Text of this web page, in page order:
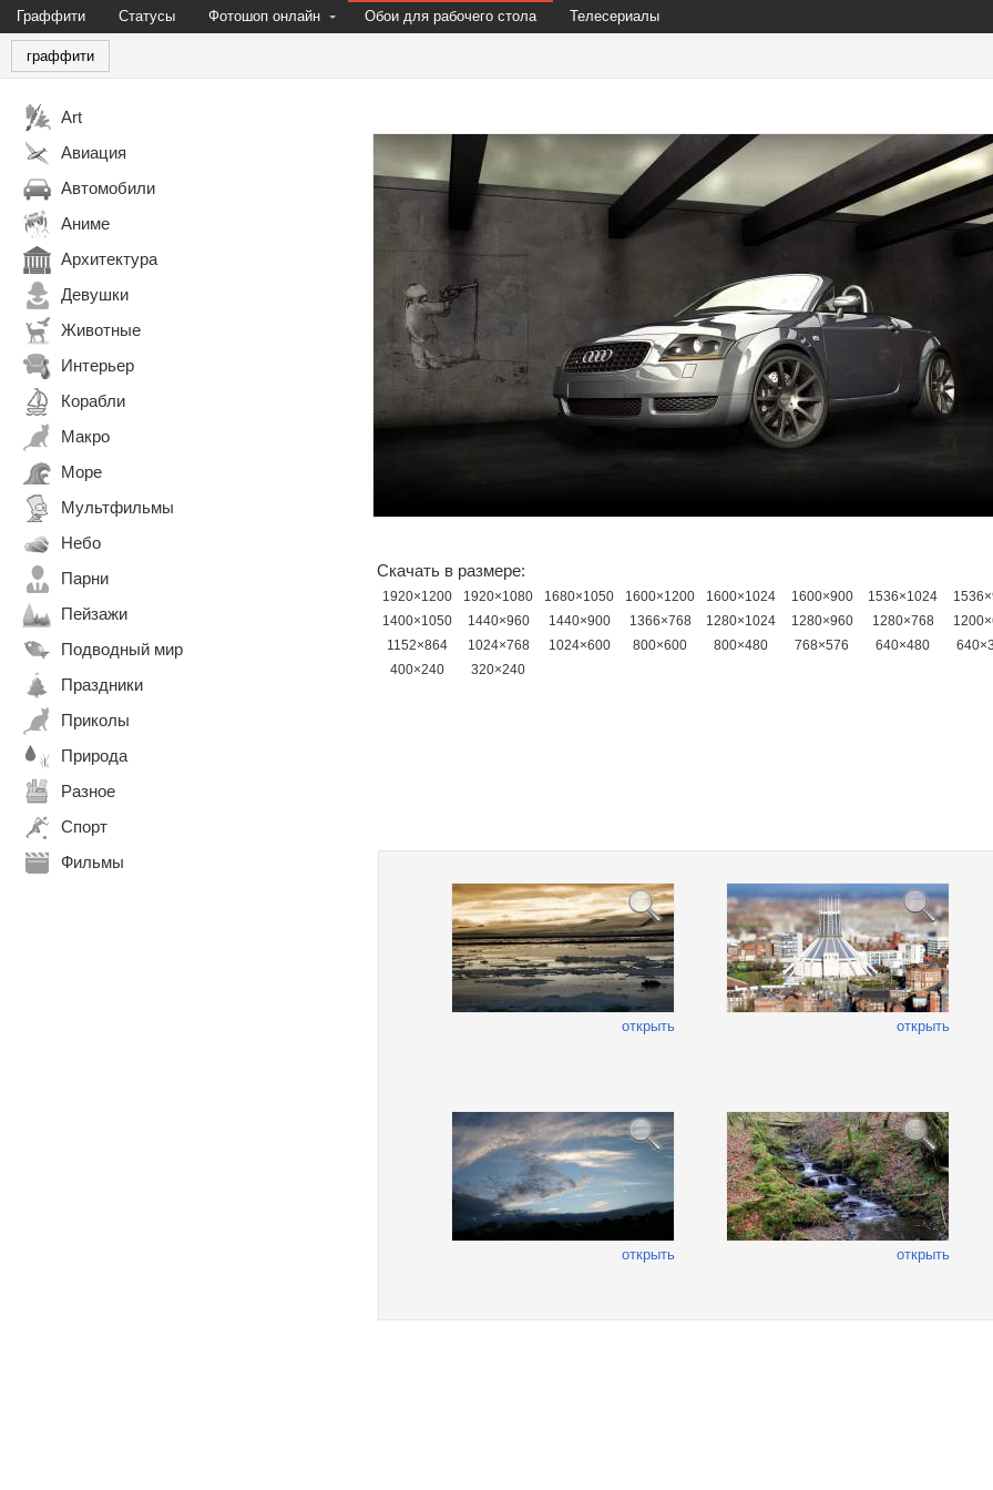
Граффити Статусы Фотошоп онлайн Обои для рабочего стола Телесериалы
граффити
Art
Авиация
Автомобили
Аниме
Архитектура
Девушки
Животные
Интерьер
Корабли
Макро
Море
Мультфильмы
Небо
Парни
Пейзажи
Подводный мир
Праздники
Приколы
Природа
Разное
Спорт
Фильмы
Скачать в размере:
1920×1200 1920×1080 1680×1050 1600×1200 1600×1024 1600×900 1536×1024
1400×1050
1440×960 1440×900 1366×768 1280×1024 1280×960 1280×768
1152×864
1024×768 1024×600 800×600 800×480 768×576 640×480
400×240
320×240
открыть открыть
открыть открыть